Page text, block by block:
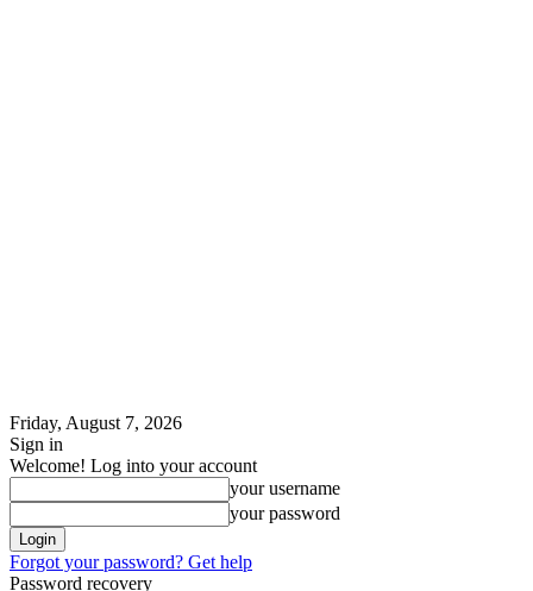
Friday, August 7, 2026
Sign in
Welcome! Log into your account
your username
your password
Forgot your password? Get help
Password recovery